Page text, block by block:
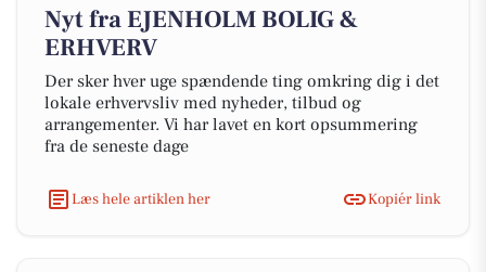
Nyt fra EJENHOLM BOLIG &
ERHVERV
Der sker hver uge spændende ting omkring dig i det
lokale erhvervsliv med nyheder, tilbud og
arrangementer. Vi har lavet en kort opsummering
fra de seneste dage
Læs hele artiklen her Kopiér link